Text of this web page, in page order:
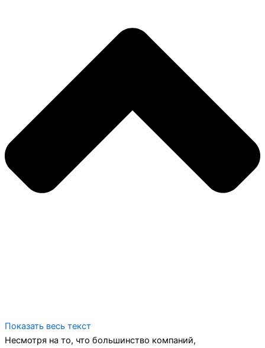
Показать весь текст
Несмотря на то, что большинство компаний,